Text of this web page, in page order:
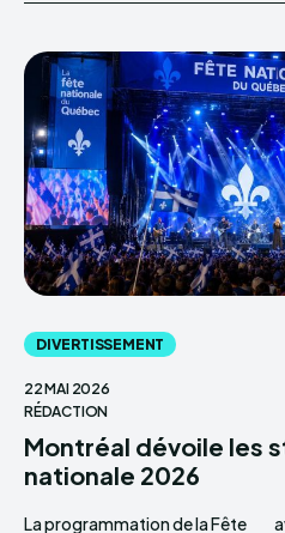
DIVERTISSEMENT
22 MAI 2026
RÉDACTION
Montréal dévoile les
nationale 2026
La programmation de la Fête
avec notamment Diane